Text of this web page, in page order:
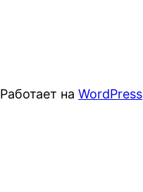
Работает на WordPress